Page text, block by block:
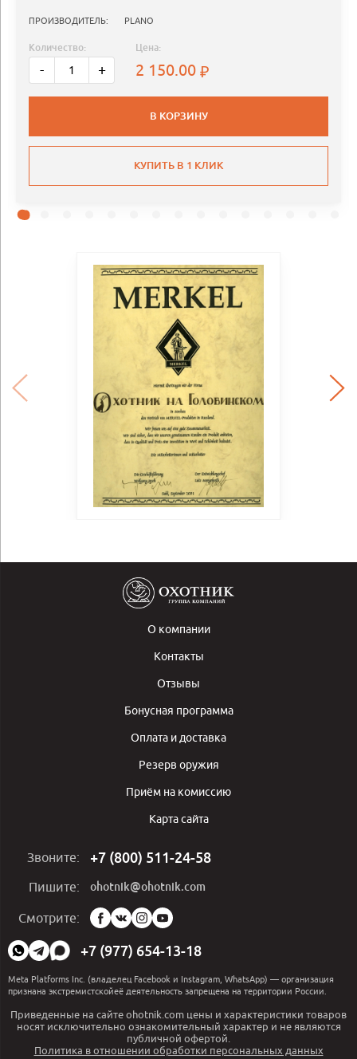
ПРОИЗВОДИТЕЛЬ: PLANO
Количество:
- +
Цена:
2 150.00
В КОРЗИНУ
КУПИТЬ В 1 КЛИК
О компании
Контакты
Отзывы
Бонусная программа
Оплата и доставка
Резерв оружия
Приём на комиссию
Карта сайта
Звоните: +7 (800) 511-24-58
Пишите: ohotnik@ohotnik.com
Смотрите:
Мы
в
социальных
сетях:
+7 (977) 654-13-18
Meta Platforms Inc. (владелец Facebook и Instagram, WhatsApp) — организация
признана экстремистскойеё деятельность запрещена на территории России.
Приведенные на сайте ohotnik.com цены и характеристики товаров
носят исключительно ознакомительный характер и не являются
публичной офертой.
Политика в отношении обработки персональных данных